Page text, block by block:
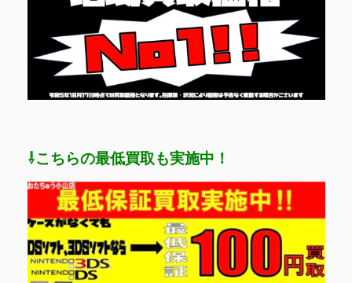
⇩こちらの最低買取も実施中！